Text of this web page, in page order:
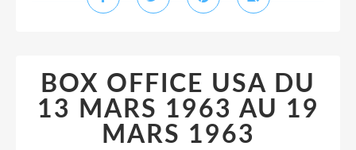
BOX OFFICE USA DU
13 MARS 1963 AU 19
MARS 1963